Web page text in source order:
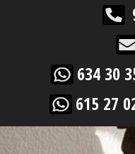
634 30
615 27